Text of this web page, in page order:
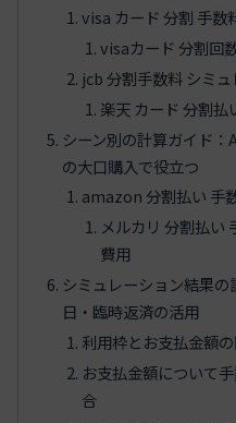
visa カード 分割 手数
visaカード 分割回
jcb 分割手数料 シミ
楽天 カード 分割払
シーン別の計算ガイド
の大口購入で役立つ
amazon 分割払い 手
メルカリ 分割払い
費用
シミュレーション結果
日・臨時返済の活用
利用枠とお支払金額
お支払金額について
合